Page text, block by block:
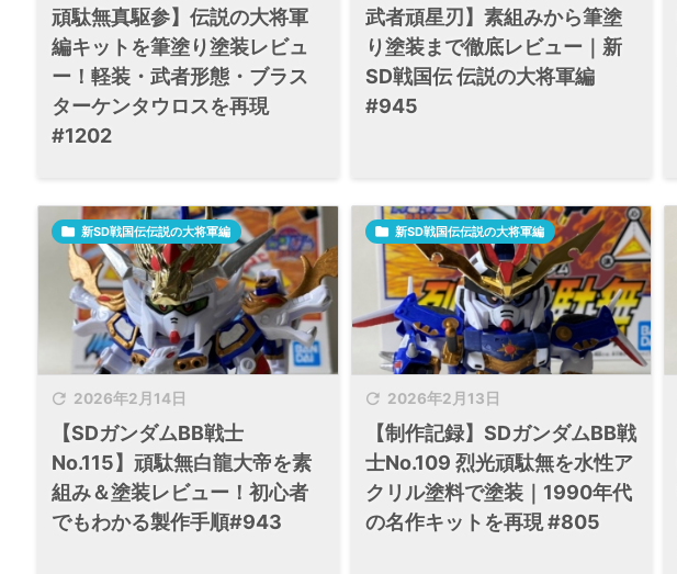
頑駄無真駆参】伝説の大将軍
編キットを筆塗り塗装レビュ
ー！軽装・武者形態・ブラス
ターケンタウロスを再現
#1202
武者頑星刃】素組みから筆塗
り塗装まで徹底レビュー｜新
SD戦国伝 伝説の大将軍編
#945
 2026年2月14日
 新SD戦国伝伝説の大将軍編
【SDガンダムBB戦士
No.115】頑駄無白龍大帝を素
組み＆塗装レビュー！初心者
でもわかる製作手順#943
 2026年2月13日
 新SD戦国伝伝説の大将軍編
【制作記録】SDガンダムBB戦
士No.109 烈光頑駄無を水性ア
クリル塗料で塗装｜1990年代
の名作キットを再現 #805